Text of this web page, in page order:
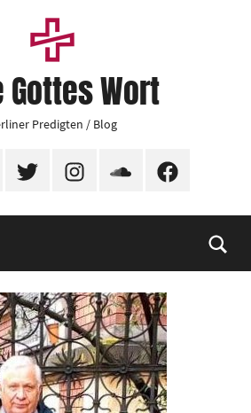
Gottes Wort
Predigten / Blog
Twitter InstagramSoundCloudFacebook